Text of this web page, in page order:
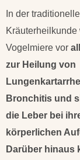
In der
Kräuterheilkunde
Vogelmiere vor
zur Heilung von
Bronchitis und
die Leber bei
körperlichen
Darüber hinaus